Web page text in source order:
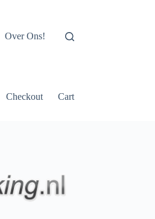
Over Ons!
Checkout Cart